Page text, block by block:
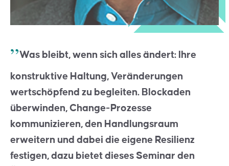
Was bleibt, wenn sich alles ändert: Ihre
konstruktive Haltung, Veränderungen
wertschöpfend zu begleiten. Blockaden
überwinden, Change-Prozesse
kommunizieren, den Handlungsraum
erweitern und dabei die eigene Resilienz
festigen, dazu bietet dieses Seminar den